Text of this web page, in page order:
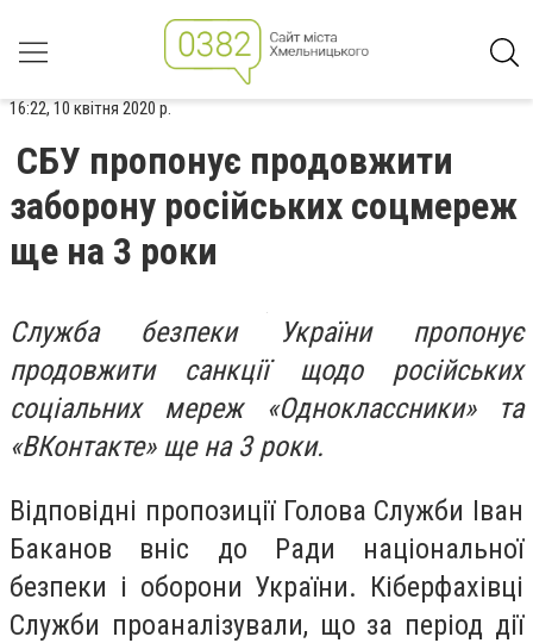
16:22, 10 квітня 2020 р.
СБУ пропонує продовжити
заборону російських соцмереж
ще на 3 роки
Служба безпеки України пропонує
продовжити санкції щодо російських
соціальних мереж «Одноклассники» та
«ВКонтакте» ще на 3 роки.
Відповідні пропозиції Голова Служби Іван
Баканов вніс до Ради національної
безпеки і оборони України. Кіберфахівці
Служби проаналізували, що за період дії